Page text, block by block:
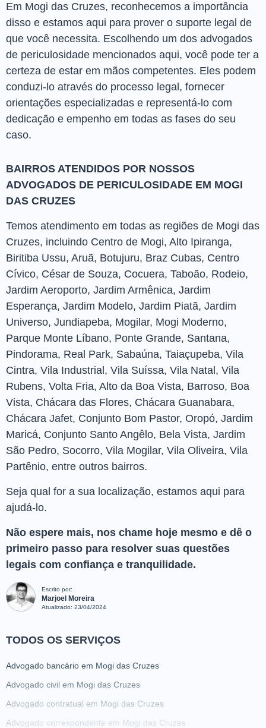
Em Mogi das Cruzes, reconhecemos a importância
disso e estamos aqui para prover o suporte legal de
que você necessita. Escolhendo um dos advogados
de periculosidade mencionados aqui, você pode ter a
certeza de estar em mãos competentes. Eles podem
conduzi-lo através do processo legal, fornecer
orientações especializadas e representá-lo com
dedicação e empenho em todas as fases do seu
caso.
BAIRROS ATENDIDOS POR NOSSOS
ADVOGADOS DE PERICULOSIDADE EM MOGI
DAS CRUZES
Temos atendimento em todas as regiões de Mogi das
Cruzes, incluindo Centro de Mogi, Alto Ipiranga,
Biritiba Ussu, Aruã, Botujuru, Braz Cubas, Centro
Cívico, César de Souza, Cocuera, Taboão, Rodeio,
Jardim Aeroporto, Jardim Armênica, Jardim
Esperança, Jardim Modelo, Jardim Piatã, Jardim
Universo, Jundiapeba, Mogilar, Mogi Moderno,
Parque Monte Líbano, Ponte Grande, Santana,
Pindorama, Real Park, Sabaúna, Taiaçupeba, Vila
Cintra, Vila Industrial, Vila Suíssa, Vila Natal, Vila
Rubens, Volta Fria, Alto da Boa Vista, Barroso, Boa
Vista, Chácara das Flores, Chácara Guanabara,
Chácara Jafet, Conjunto Bom Pastor, Oropó, Jardim
Maricá, Conjunto Santo Angêlo, Bela Vista, Jardim
São Pedro, Socorro, Vila Mogilar, Vila Oliveira, Vila
Partênio, entre outros bairros.
Seja qual for a sua localização, estamos aqui para
ajudá-lo.
Não espere mais, nos chame hoje mesmo e dê o
primeiro passo para resolver suas questões
legais com confiança e tranquilidade.
Escrito por:
Marjoel Moreira
Atualizado: 23/04/2024
TODOS OS SERVIÇOS
Advogado bancário em Mogi das Cruzes
Advogado civil em Mogi das Cruzes
Advogado contratual em Mogi das Cruzes
Advogado correspondente em Mogi das Cruzes